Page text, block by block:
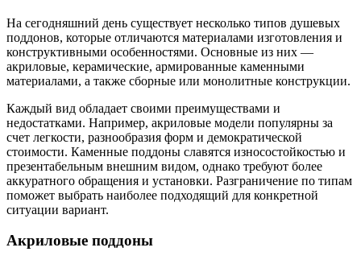
На сегодняшний день существует несколько типов душевых
поддонов, которые отличаются материалами изготовления и
конструктивными особенностями. Основные из них —
акриловые, керамические, армированные каменными
материалами, а также сборные или монолитные конструкции.
Каждый вид обладает своими преимуществами и
недостатками. Например, акриловые модели популярны за
счет легкости, разнообразия форм и демократической
стоимости. Каменные поддоны славятся износостойкостью и
презентабельным внешним видом, однако требуют более
аккуратного обращения и установки. Разграничение по типам
поможет выбрать наиболее подходящий для конкретной
ситуации вариант.
Акриловые поддоны